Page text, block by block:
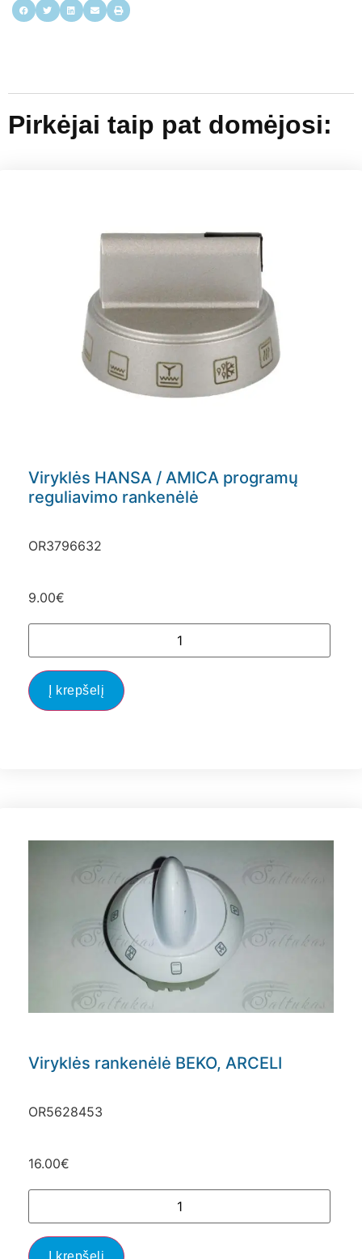
Pirkėjai taip pat domėjosi:
Viryklės HANSA / AMICA programų
reguliavimo rankenėlė
OR3796632
9.00€
Į krepšelį
Viryklės rankenėlė BEKO, ARCELI
OR5628453
16.00€
Į krepšelį